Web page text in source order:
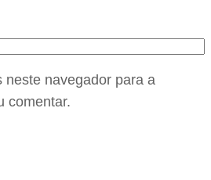
neste navegador para a
comentar.